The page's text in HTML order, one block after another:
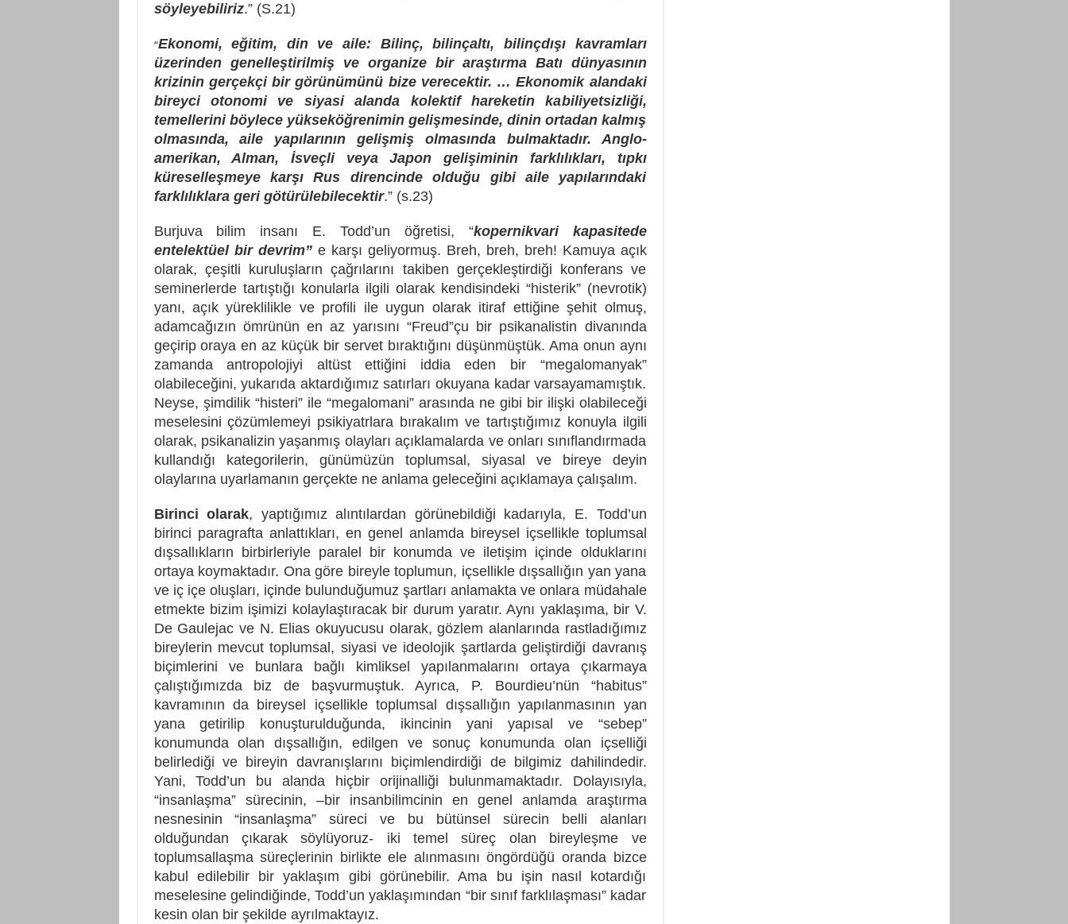
söyleyebiliriz.” (S.21)
“Ekonomi, eğitim, din ve aile: Bilinç, bilinçaltı, bilinçdışı kavramları
üzerinden genelleştirilmiş ve organize bir araştırma Batı dünyasının
krizinin gerçekçi bir görünümünü bize verecektir. … Ekonomik alandaki
bireyci otonomi ve siyasi alanda kolektif hareketin kabiliyetsizliği,
temellerini böylece yükseköğrenimin gelişmesinde, dinin ortadan kalmış
olmasında, aile yapılarının gelişmiş olmasında bulmaktadır. Anglo-
amerikan, Alman, İsveçli veya Japon gelişiminin farklılıkları, tıpkı
küreselleşmeye karşı Rus direncinde olduğu gibi aile yapılarındaki
farklılıklara geri götürülebilecektir.” (s.23)
Burjuva bilim insanı E. Todd’un öğretisi, “kopernikvari kapasitede
entelektüel bir devrim” e karşı geliyormuş. Breh, breh, breh! Kamuya açık
olarak, çeşitli kuruluşların çağrılarını takiben gerçekleştirdiği konferans ve
seminerlerde tartıştığı konularla ilgili olarak kendisindeki “histerik” (nevrotik)
yanı, açık yüreklilikle ve profili ile uygun olarak itiraf ettiğine şehit olmuş,
adamcağızın ömrünün en az yarısını “Freud”çu bir psikanalistin divanında
geçirip oraya en az küçük bir servet bıraktığını düşünmüştük. Ama onun aynı
zamanda antropolojiyi altüst ettiğini iddia eden bir “megalomanyak”
olabileceğini, yukarıda aktardığımız satırları okuyana kadar varsayamamıştık.
Neyse, şimdilik “histeri” ile “megalomani” arasında ne gibi bir ilişki olabileceği
meselesini çözümlemeyi psikiyatrlara bırakalım ve tartıştığımız konuyla ilgili
olarak, psikanalizin yaşanmış olayları açıklamalarda ve onları sınıflandırmada
kullandığı kategorilerin, günümüzün toplumsal, siyasal ve bireye deyin
olaylarına uyarlamanın gerçekte ne anlama geleceğini açıklamaya çalışalım.
Birinci olarak, yaptığımız alıntılardan görünebildiği kadarıyla, E. Todd’un
birinci paragrafta anlattıkları, en genel anlamda bireysel içsellikle toplumsal
dışsallıkların birbirleriyle paralel bir konumda ve iletişim içinde olduklarını
ortaya koymaktadır. Ona göre bireyle toplumun, içsellikle dışsallığın yan yana
ve iç içe oluşları, içinde bulunduğumuz şartları anlamakta ve onlara müdahale
etmekte bizim işimizi kolaylaştıracak bir durum yaratır. Aynı yaklaşıma, bir V.
De Gaulejac ve N. Elias okuyucusu olarak, gözlem alanlarında rastladığımız
bireylerin mevcut toplumsal, siyasi ve ideolojik şartlarda geliştirdiği davranış
biçimlerini ve bunlara bağlı kimliksel yapılanmalarını ortaya çıkarmaya
çalıştığımızda biz de başvurmuştuk. Ayrıca, P. Bourdieu’nün “habitus”
kavramının da bireysel içsellikle toplumsal dışsallığın yapılanmasının yan
yana getirilip konuşturulduğunda, ikincinin yani yapısal ve “sebep”
konumunda olan dışsallığın, edilgen ve sonuç konumunda olan içselliği
belirlediği ve bireyin davranışlarını biçimlendirdiği de bilgimiz dahilindedir.
Yani, Todd’un bu alanda hiçbir orijinalliği bulunmamaktadır. Dolayısıyla,
“insanlaşma” sürecinin, –bir insanbilimcinin en genel anlamda araştırma
nesnesinin “insanlaşma” süreci ve bu bütünsel sürecin belli alanları
olduğundan çıkarak söylüyoruz- iki temel süreç olan bireyleşme ve
toplumsallaşma süreçlerinin birlikte ele alınmasını öngördüğü oranda bizce
kabul edilebilir bir yaklaşım gibi görünebilir. Ama bu işin nasıl kotardığı
meselesine gelindiğinde, Todd’un yaklaşımından “bir sınıf farklılaşması” kadar
kesin olan bir şekilde ayrılmaktayız.